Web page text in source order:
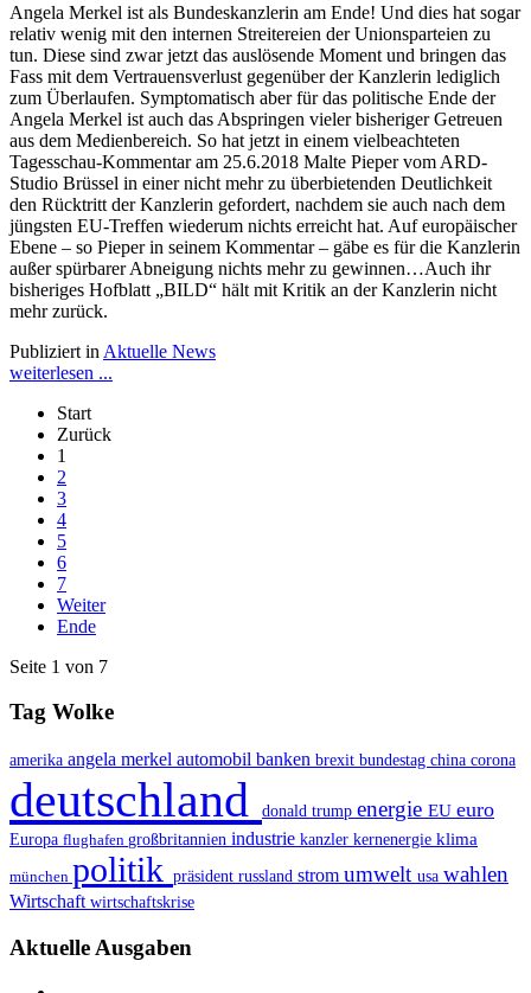
Angela Merkel ist als Bundeskanzlerin am Ende! Und dies hat sogar
relativ wenig mit den internen Streitereien der Unionsparteien zu
tun. Diese sind zwar jetzt das auslösende Moment und bringen das
Fass mit dem Vertrauensverlust gegenüber der Kanzlerin lediglich
zum Überlaufen. Symptomatisch aber für das politische Ende der
Angela Merkel ist auch das Abspringen vieler bisheriger Getreuen
aus dem Medienbereich. So hat jetzt in einem vielbeachteten
Tagesschau-Kommentar am 25.6.2018 Malte Pieper vom ARD-
Studio Brüssel in einer nicht mehr zu überbietenden Deutlichkeit
den Rücktritt der Kanzlerin gefordert, nachdem sie auch nach dem
jüngsten EU-Treffen wiederum nichts erreicht hat. Auf europäischer
Ebene – so Pieper in seinem Kommentar – gäbe es für die Kanzlerin
außer spürbarer Abneigung nichts mehr zu gewinnen…Auch ihr
bisheriges Hofblatt „BILD“ hält mit Kritik an der Kanzlerin nicht
mehr zurück.
Publiziert in Aktuelle News
weiterlesen ...
Start
Zurück
1
2
3
4
5
6
7
Weiter
Ende
Seite 1 von 7
Tag Wolke
amerika angela merkel automobil banken brexit bundestag china corona
deutschland donald trump energie EU euro
Europa flughafen großbritannien industrie kanzler kernenergie klima
münchen politik präsident russland strom umwelt usa wahlen
Wirtschaft wirtschaftskrise
Aktuelle Ausgaben